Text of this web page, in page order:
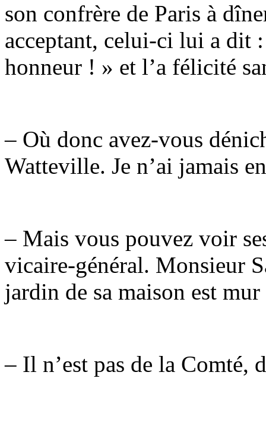
son confrère de Paris à
acceptant, celui-ci lui a dit
honneur ! » et l’a félicité
– Où donc avez-vous
Watteville. Je n’ai jamais
– Mais vous pouvez voir
vicaire-général. Monsieur
jardin de sa maison est
– Il n’est pas de la Comté,